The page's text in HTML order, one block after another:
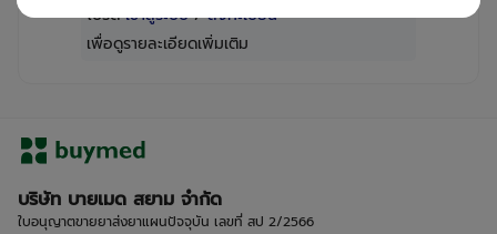
โปรด เข้าสู่ระบบ / ลงทะเบียน
เพื่อดูรายละเอียดเพิ่มเติม
บริษัท บายเมด สยาม จำกัด
ใบอนุญาตขายยาส่งยาแผนปัจจุบัน เลขที่ สป 2/2566